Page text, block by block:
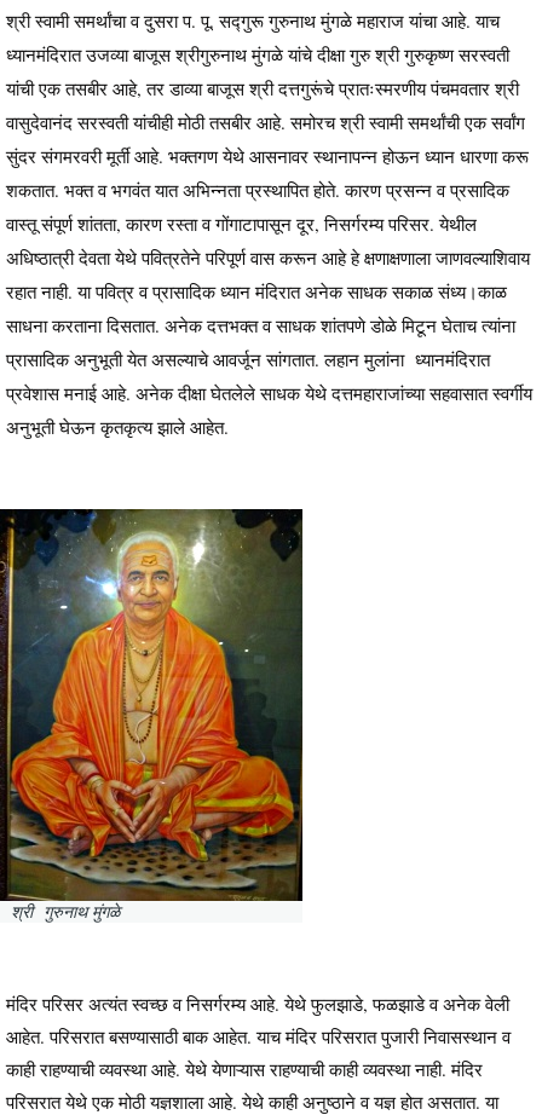
श्री स्वामी समर्थांचा व दुसरा प. पू. सद्गुरू गुरुनाथ मुंगळे महाराज यांचा आहे. याच
ध्यानमंदिरात उजव्या बाजूस श्रीगुरुनाथ मुंगळे यांचे दीक्षा गुरु श्री गुरुकृष्ण सरस्वती
यांची एक तसबीर आहे, तर डाव्या बाजूस श्री दत्तगुरूंचे प्रातःस्मरणीय पंचमवतार श्री
वासुदेवानंद सरस्वती यांचीही मोठी तसबीर आहे. समोरच श्री स्वामी समर्थांची एक सर्वांग
सुंदर संगमरवरी मूर्ती आहे. भक्तगण येथे आसनावर स्थानापन्न होऊन ध्यान धारणा करू
शकतात. भक्त व भगवंत यात अभिन्नता प्रस्थापित होते. कारण प्रसन्न व प्रसादिक
वास्तू संपूर्ण शांतता, कारण रस्ता व गोंगाटापासून दूर, निसर्गरम्य परिसर. येथील
अधिष्ठात्री देवता येथे पवित्रतेने परिपूर्ण वास करून आहे हे क्षणाक्षणाला जाणवल्याशिवाय
रहात नाही. या पवित्र व प्रासादिक ध्यान मंदिरात अनेक साधक सकाळ संध्य।काळ
साधना करताना दिसतात. अनेक दत्तभक्त व साधक शांतपणे डोळे मिटून घेताच त्यांना
प्रासादिक अनुभूती येत असल्याचे आवर्जून सांगतात. लहान मुलांना ध्यानमंदिरात
प्रवेशास मनाई आहे. अनेक दीक्षा घेतलेले साधक येथे दत्तमहाराजांच्या सहवासात स्वर्गीय
अनुभूती घेऊन कृतकृत्य झाले आहेत.
श्री गुरुनाथ मुंगळे
मंदिर परिसर अत्यंत स्वच्छ व निसर्गरम्य आहे. येथे फुलझाडे, फळझाडे व अनेक वेली
आहेत. परिसरात बसण्यासाठी बाक आहेत. याच मंदिर परिसरात पुजारी निवासस्थान व
काही राहण्याची व्यवस्था आहे. येथे येणाऱ्यास राहण्याची काही व्यवस्था नाही. मंदिर
परिसरात येथे एक मोठी यज्ञशाला आहे. येथे काही अनुष्ठाने व यज्ञ होत असतात. या